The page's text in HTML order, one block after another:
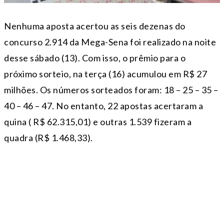
Nenhuma aposta acertou as seis dezenas do
concurso 2.914 da Mega-Sena foi realizado na noite
desse sábado (13). Com isso, o prêmio para o
próximo sorteio, na terça (16) acumulou em R$ 27
milhões. Os números sorteados foram: 18 – 25 – 35 –
40 – 46 – 47. No entanto, 22 apostas acertaram a
quina ( R$ 62.315,01) e outras 1.539 fizeram a
quadra (R$ 1.468,33).